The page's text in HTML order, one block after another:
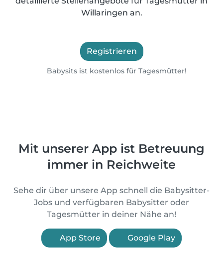
Willaringen an.
Registrieren
Babysits ist kostenlos für Tagesmütter!
Mit unserer App ist Betreuung
immer in Reichweite
Sehe dir über unsere App schnell die Babysitter-
Jobs und verfügbaren Babysitter oder
Tagesmütter in deiner Nähe an!
App Store Google Play